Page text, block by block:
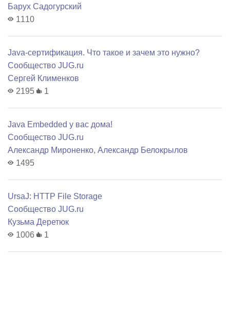
Барух Садогурский
1110
Java-сертификация. Что такое и зачем это нужно?
Сообщество JUG.ru
Сергей Клименков
2195
1
Java Embedded у вас дома!
Сообщество JUG.ru
Александр Мироненко, Александр Белокрылов
1495
UrsaJ: HTTP File Storage
Сообщество JUG.ru
Кузьма Деретюк
1006
1